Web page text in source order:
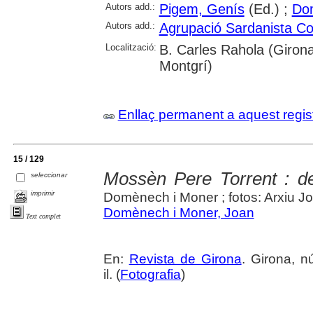
Autors add.: Pigem, Genís(Ed.) ;
Autors add.: Agrupació Sardanista
Localització: B. Carles Rahola
Montgrí)
Enllaç permanent a aquest
15 / 129
seleccionar
imprimir
Text complet
Mossèn Pere Torrent :
Domènech i Moner ; fotos: Arxiu
Domènech i Moner, Joan
En: Revista de Girona. Girona,
il. (Fotografia)